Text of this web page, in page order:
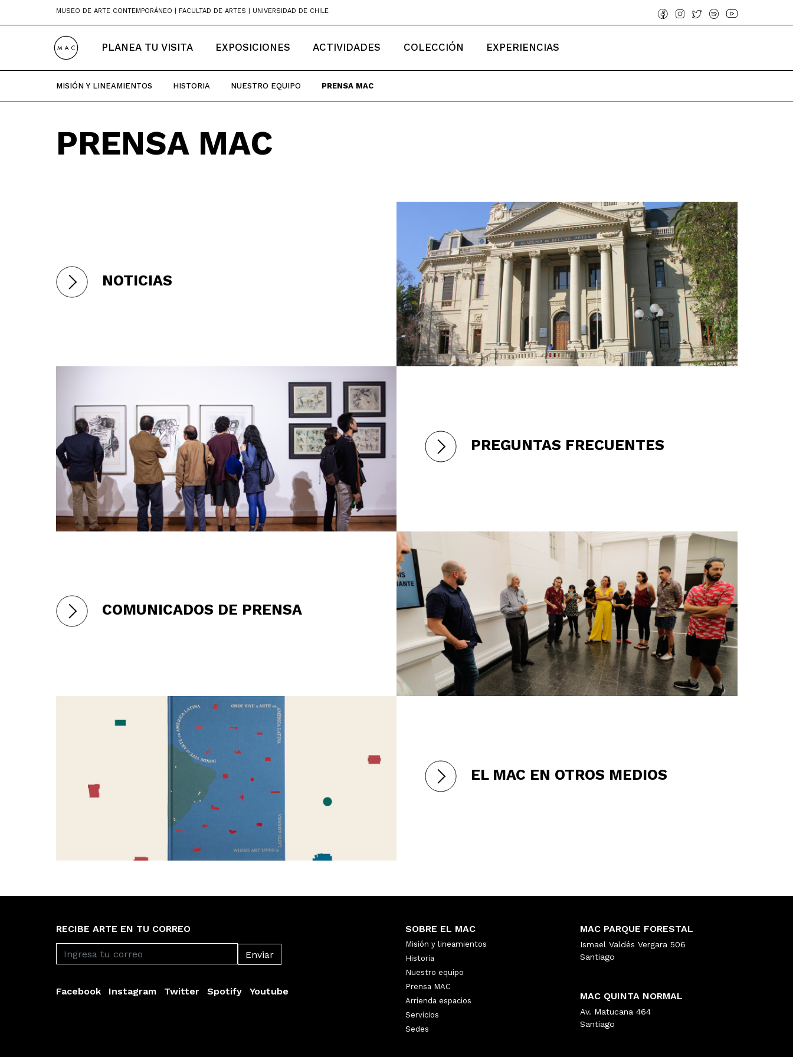
MUSEO DE ARTE CONTEMPORÁNEO | FACULTAD DE ARTES | UNIVERSIDAD DE CHILE
PLANEA TU VISITA EXPOSICIONES ACTIVIDADES COLECCIÓN EXPERIENCIAS
MISIÓN Y LINEAMIENTOS HISTORIA NUESTRO EQUIPO PRENSA MAC
PRENSA MAC
NOTICIAS
PREGUNTAS FRECUENTES
COMUNICADOS DE PRENSA
EL MAC EN OTROS MEDIOS
RECIBE ARTE EN TU CORREO
Facebook Instagram Twitter Spotify Youtube
SOBRE EL MAC
Misión y lineamientos
Historia
Nuestro equipo
Prensa MAC
Arrienda espacios
Servicios
Sedes
MAC PARQUE FORESTAL
Ismael Valdés Vergara 506
Santiago
MAC QUINTA NORMAL
Av. Matucana 464
Santiago